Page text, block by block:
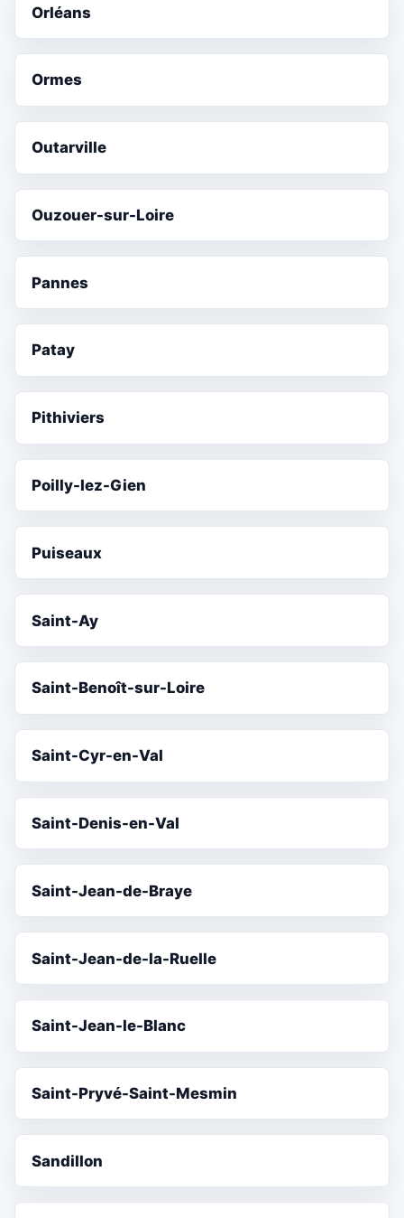
Orléans
Ormes
Outarville
Ouzouer-sur-Loire
Pannes
Patay
Pithiviers
Poilly-lez-Gien
Puiseaux
Saint-Ay
Saint-Benoît-sur-Loire
Saint-Cyr-en-Val
Saint-Denis-en-Val
Saint-Jean-de-Braye
Saint-Jean-de-la-Ruelle
Saint-Jean-le-Blanc
Saint-Pryvé-Saint-Mesmin
Sandillon